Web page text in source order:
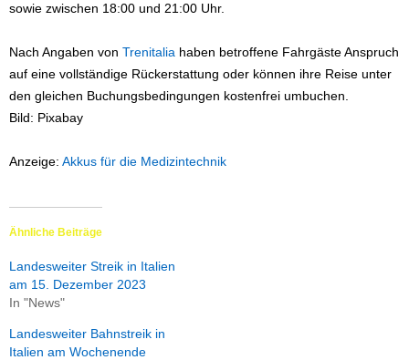
sowie zwischen 18:00 und 21:00 Uhr.
Nach Angaben von Trenitalia haben betroffene Fahrgäste Anspruch
auf eine vollständige Rückerstattung oder können ihre Reise unter
den gleichen Buchungsbedingungen kostenfrei umbuchen.
Bild: Pixabay
Anzeige: Akkus für die Medizintechnik
Ähnliche Beiträge
Landesweiter Streik in Italien
am 15. Dezember 2023
In "News"
Landesweiter Bahnstreik in
Italien am Wochenende